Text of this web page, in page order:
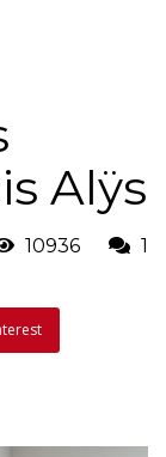
Alÿs
10936 1